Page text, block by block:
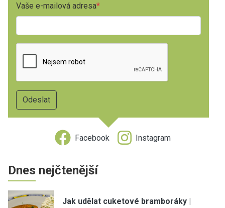
Vaše e-mailová adresa
Facebook Instagram
Dnes nejčtenější
Jak udělat cuketové bramboráky |